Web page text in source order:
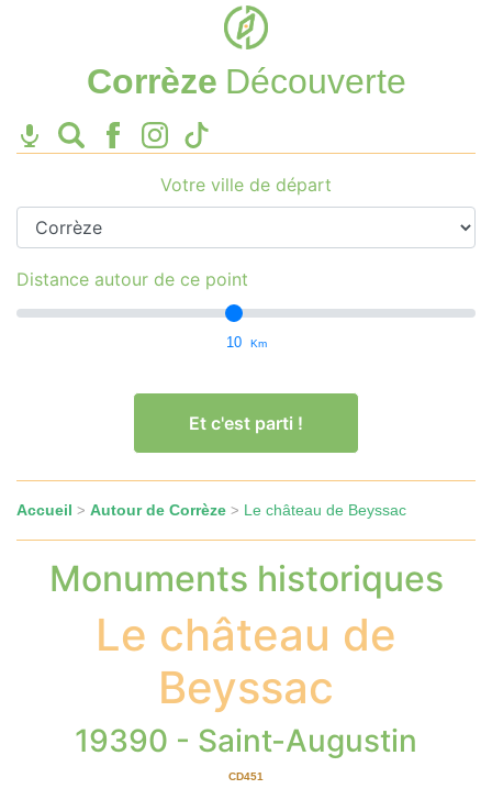
Corrèze Découverte
Votre ville de départ
Distance autour de ce point
10 Km
Et c'est parti !
Accueil > Autour de Corrèze > Le château de Beyssac
Monuments historiques
Le château de
Beyssac
19390 - Saint-Augustin
CD451